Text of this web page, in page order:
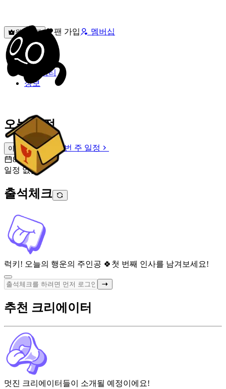
원픽선택 팬 가입 멤버십
밐타운
피드
커뮤니티
정보
오늘 일정
이번 주 일정
이번 주 일정
8월 6일 [목]
일정 없음
출석체크
럭키! 오늘의 행운의 주인공 🍀 첫 번째 인사를 남겨보세요!
추천 크리에이터
멋진 크리에이터들이 소개될 예정이에요!